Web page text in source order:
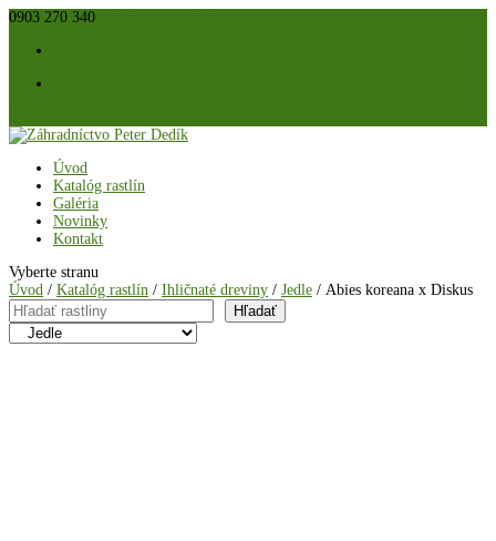
0903 270 340
Úvod
Katalóg rastlín
Galéria
Novinky
Kontakt
Vyberte stranu
Úvod / Katalóg rastlín / Ihličnaté dreviny / Jedle / Abies koreana x Diskus
Hľadať
Hľadať